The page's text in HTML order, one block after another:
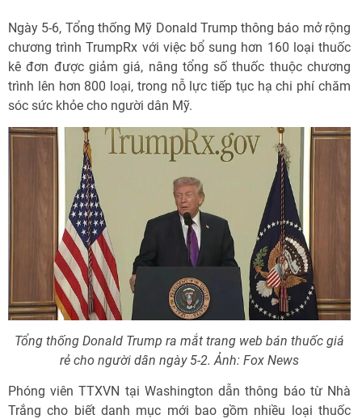
Ngày 5-6, Tổng thống Mỹ Donald Trump thông báo mở rộng
chương trình TrumpRx với việc bổ sung hơn 160 loại thuốc
kê đơn được giảm giá, nâng tổng số thuốc thuộc chương
trình lên hơn 800 loại, trong nỗ lực tiếp tục hạ chi phí chăm
sóc sức khỏe cho người dân Mỹ.
Tổng thống Donald Trump ra mắt trang web bán thuốc giá
rẻ cho người dân ngày 5-2. Ảnh: Fox News
Phóng viên TTXVN tại Washington dẫn thông báo từ Nhà
Trắng cho biết danh mục mới bao gồm nhiều loại thuốc